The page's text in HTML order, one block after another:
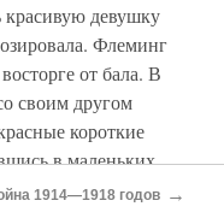
красивую девушку
Флеминг
от бала. В
своим другом
короткие
в маленьких
развлекаться.
1914—1918 годов →